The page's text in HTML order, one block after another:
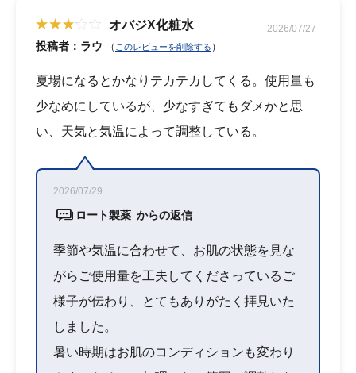
オバジX化粧水 2026/07/27
投稿者：ラウ （ このレビューを削除する ）
夏場になるとかなりテカテカしてくる。使用量も
少なめにしているが、少なすぎてもダメかと思
い、天気と気温によって調整している。
ロート製薬 からの返信
2026/07/29
季節や気温に合わせて、お肌の状態を見な
がらご使用量を工夫してくださっているご
様子が伝わり、とてもありがたく拝見いた
しました。
暑い時期はお肌のコンディションも変わり